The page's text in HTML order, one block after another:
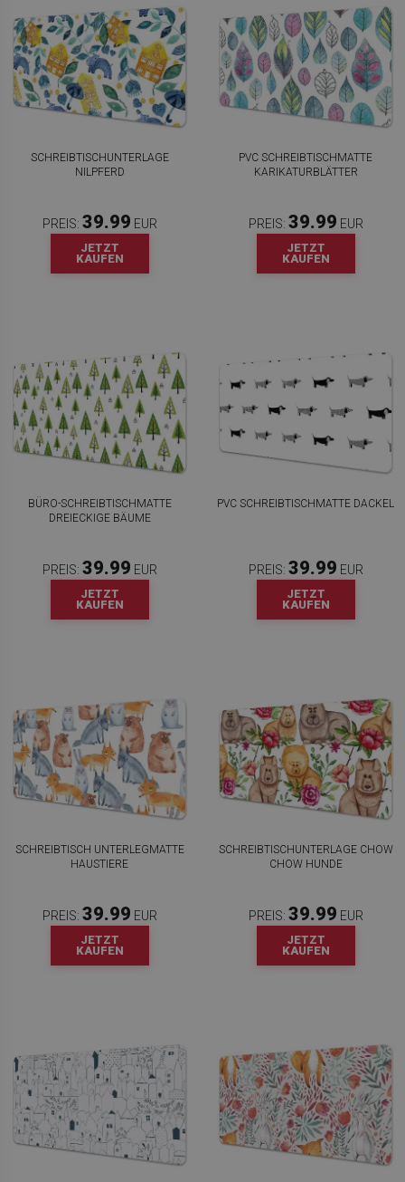
SCHREIBTISCHUNTERLAGE
NILPFERD
PREIS: 39.99 EUR
JETZT
KAUFEN
PVC SCHREIBTISCHMATTE
KARIKATURBLÄTTER
PREIS: 39.99 EUR
JETZT
KAUFEN
BÜRO-SCHREIBTISCHMATTE
DREIECKIGE BÄUME
PREIS: 39.99 EUR
JETZT
KAUFEN
PVC SCHREIBTISCHMATTE DACKEL
PREIS: 39.99 EUR
JETZT
KAUFEN
SCHREIBTISCH UNTERLEGMATTE
HAUSTIERE
PREIS: 39.99 EUR
JETZT
KAUFEN
SCHREIBTISCHUNTERLAGE CHOW
CHOW HUNDE
PREIS: 39.99 EUR
JETZT
KAUFEN